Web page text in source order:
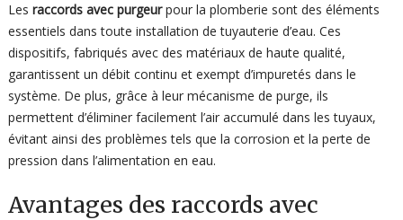
Les raccords avec purgeurpour la plomberie sont des éléments
essentiels dans toute installation de tuyauterie d’eau. Ces
dispositifs, fabriqués avec des matériaux de haute qualité,
garantissent un débit continu et exempt d’impuretés dans le
système. De plus, grâce à leur mécanisme de purge, ils
permettent d’éliminer facilement l’air accumulé dans les tuyaux,
évitant ainsi des problèmes tels que la corrosion et la perte de
pression dans l’alimentation en eau.
Avantages des raccords avec